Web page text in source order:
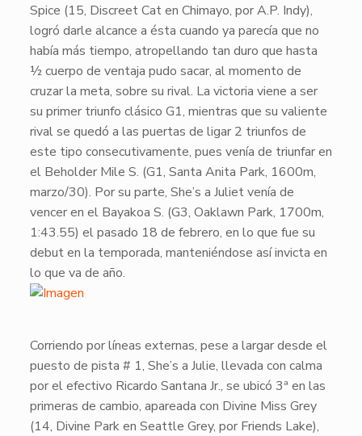
Spice (15, Discreet Cat en Chimayo, por A.P. Indy),
logró darle alcance a ésta cuando ya parecía que no
había más tiempo, atropellando tan duro que hasta
½ cuerpo de ventaja pudo sacar, al momento de
cruzar la meta, sobre su rival. La victoria viene a ser
su primer triunfo clásico G1, mientras que su valiente
rival se quedó a las puertas de ligar 2 triunfos de
este tipo consecutivamente, pues venía de triunfar en
el Beholder Mile S. (G1, Santa Anita Park, 1600m,
marzo/30). Por su parte, She’s a Julietvenía de
vencer en el Bayakoa S. (G3, Oaklawn Park, 1700m,
1:43.55) el pasado 18 de febrero, en lo que fue su
debut en la temporada, manteniéndose así invicta en
lo que va de año.
​Corriendo por líneas externas, pese a largar desde el
puesto de pista # 1, She’s a Julie, llevada con calma
por el efectivo Ricardo Santana Jr., se ubicó 3ª en las
primeras de cambio, apareada con Divine Miss Grey
(14, Divine Park en Seattle Grey, por Friends Lake),